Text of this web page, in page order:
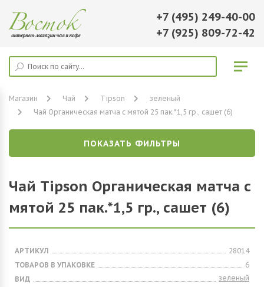
+7 (495) 249-40-00
+7 (925) 809-72-42
Магазин Чай Tipson
зеленый
Чай Органическая матча с мятой 25 пак.*1,5 гр., сашет (6)
ПОКАЗАТЬ ФИЛЬТРЫ
Чай Tipson Органическая матча с
мятой 25 пак.*1,5 гр., сашет (6)
АРТИКУЛ
28014
ТОВАРОВ В УПАКОВКЕ
6
ВИД
зеленый